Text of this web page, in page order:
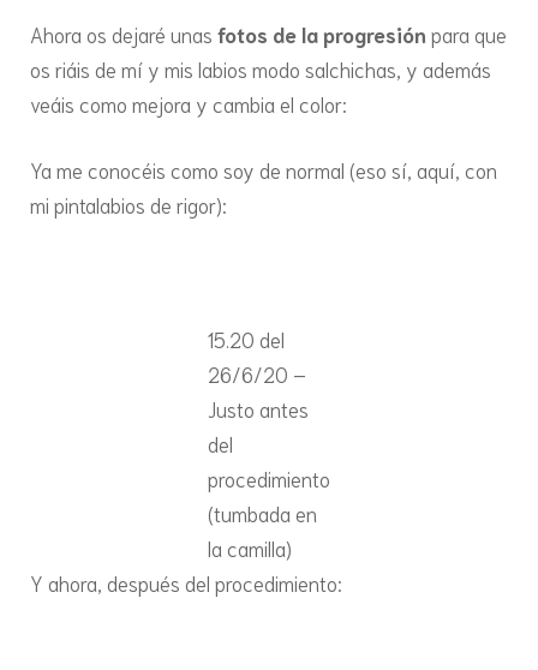
Ahora os dejaré unas fotos de la progresión para que
os riáis de mí y mis labios modo salchichas, y además
veáis como mejora y cambia el color:
Ya me conocéis como soy de normal (eso sí, aquí, con
mi pintalabios de rigor):
15.20 del
26/6/20 –
Justo antes
del
procedimiento
(tumbada en
la camilla)
Y ahora, después del procedimiento: